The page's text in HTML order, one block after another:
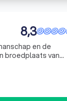
8,3
en de
broedplaats van